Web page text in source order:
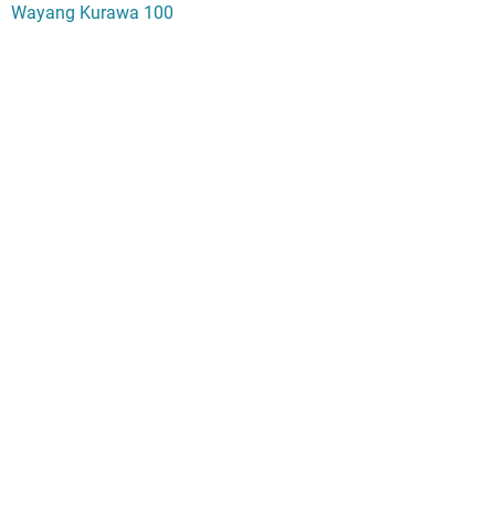
Wayang Kurawa 100